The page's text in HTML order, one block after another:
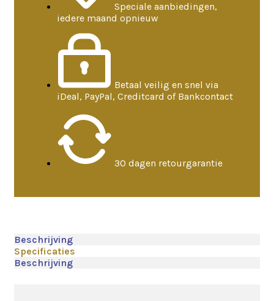
Speciale aanbiedingen,
iedere maand opnieuw
Betaal veilig en snel via
iDeal, PayPal, Creditcard of Bankcontact
30 dagen retourgarantie
Beschrijving
Specificaties
Beschrijving